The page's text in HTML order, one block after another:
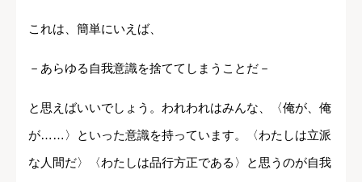
これは、簡単にいえば、
－あらゆる自我意識を捨ててしまうことだ－
と思えばいいでしょう。われわれはみんな、〈俺が、俺
が……〉といった意識を持っています。〈わたしは立派
な人間だ〉〈わたしは品行方正である〉と思うのが自我